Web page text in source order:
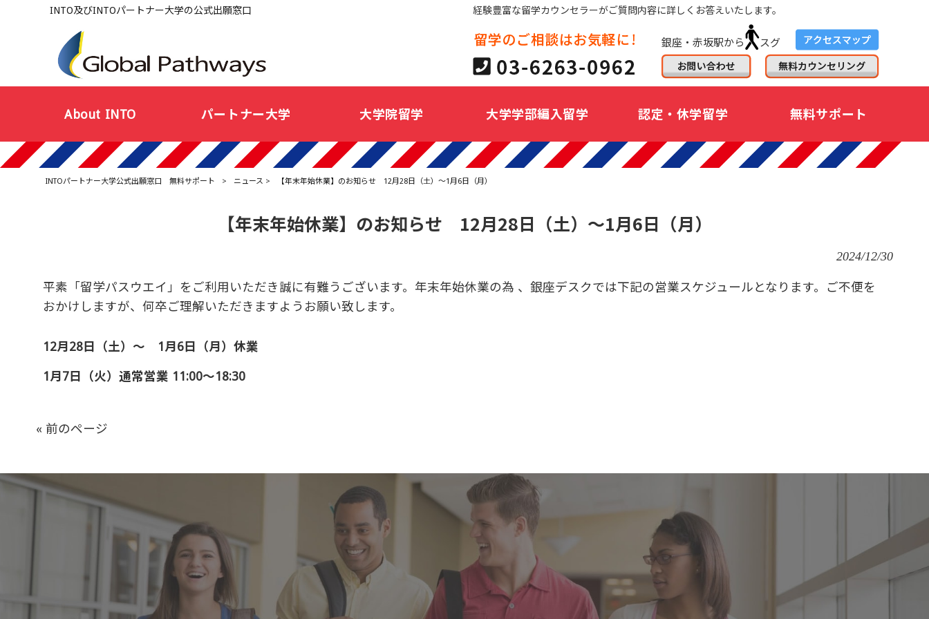
INTO及びINTOパートナー大学の公式出願窓口 経験豊富な留学カウンセラーがご質問内容に詳しくお答えいたします。
銀座・赤坂駅から スグ
About INTO パートナー大学 大学院留学 大学学部編入留学 認定・休学留学 無料サポート
INTOパートナー大学公式出願窓口 無料サポート > ニュース > 【年末年始休業】のお知らせ 12月28日（土）～1月6日（月）
【年末年始休業】のお知らせ 12月28日（土）～1月6日（月）
2024/12/30
平素「留学パスウエイ」をご利用いただき誠に有難うございます。年末年始休業の為 、銀座デスクでは下記の営業スケジュールとなります。ご不便を
おかけしますが、何卒ご理解いただきますようお願い致します。
12月28日（土）～ 1月6日（月）休業
1月7日（火）通常営業 11:00～18:30
« 前のページ